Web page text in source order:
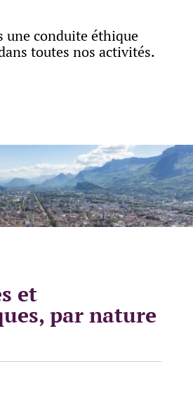
une conduite éthique
toutes nos activités.
et
par nature